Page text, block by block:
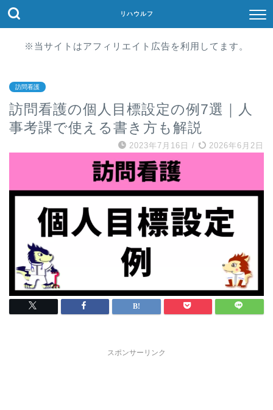
リハウルフ
※当サイトはアフィリエイト広告を利用してます。
訪問看護
訪問看護の個人目標設定の例7選｜人
事考課で使える書き方も解説
2023年7月16日 / 2026年6月2日
スポンサーリンク